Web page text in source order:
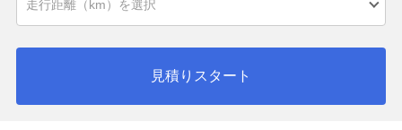
見積りスタート